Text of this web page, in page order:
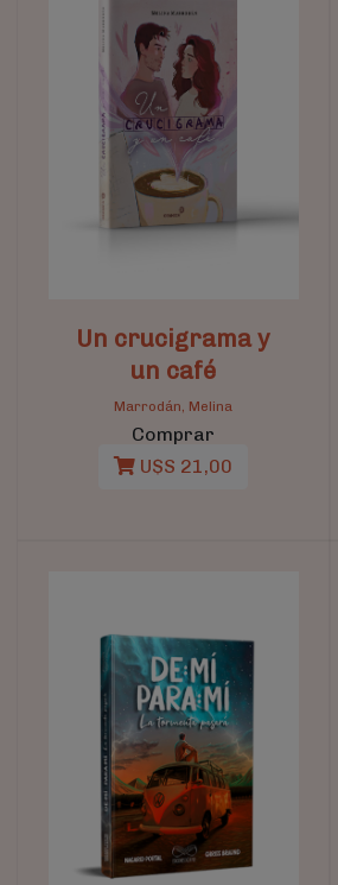
Un crucigrama y
un café
Marrodán, Melina
Comprar
U$S 21,00